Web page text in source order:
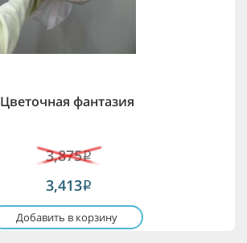
Цветочная фантазия
3,875i
3,413i
Добавить в корзину